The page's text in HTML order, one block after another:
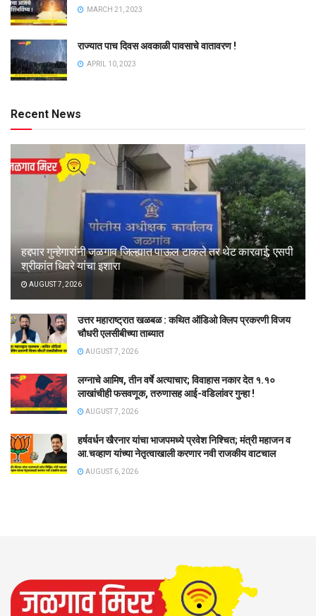
MARCH 21, 2023
राज्यात पाच दिवस अवकाळी पावसाचे वातावरण !
APRIL 10, 2023
Recent News
हद्दपार गुन्हेगारांनी जळगाव जिल्ह्यात पाऊल टाकले तर थेट कारवाई; एसपी
श्रीकांत धिवरे यांचा इशारा
AUGUST 7, 2026
उत्तर महाराष्ट्रात खळबळ : कथित ऑडिओ क्लिप प्रकरणी विजय
चौधरी एलसीबीच्या ताब्यात
AUGUST 7, 2026
लग्नाचे आमिष, तीन वर्षे अत्याचार; विवाहास नकार देत १.१०
लाखांचीही फसवणूक, तरुणासह आई-वडिलांवर गुन्हा !
AUGUST 7, 2026
हर्षवर्धन खैरनार यांचा भाजपमध्ये प्रवेश निश्चित; मंत्री महाजन व
आ.चव्हाण यांच्या नेतृत्वाखाली करणार नवी राजकीय वाटचाल
AUGUST 6, 2026